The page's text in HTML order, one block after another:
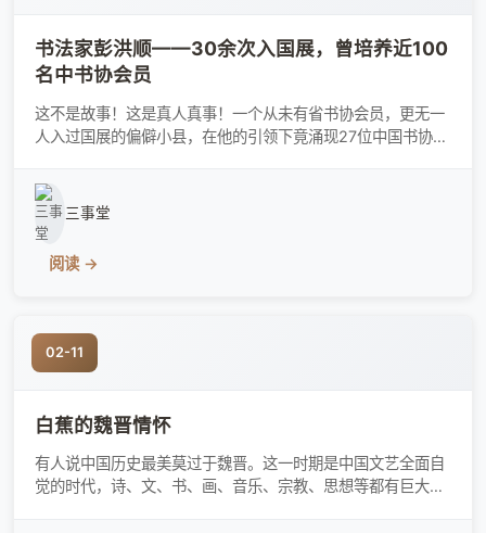
书法家彭洪顺——30余次入国展，曾培养近100
名中书协会员
这不是故事！这是真人真事！一个从未有省书协会员，更无一
人入过国展的偏僻小县，在他的引领下竟涌现27位中国书协会
法之乡”，被书坛誉之为“秀山现象”！这个人就是彭洪顺老师。
彭洪顺 中国书法家协会会员重庆市书法家协会理事2016国
家艺术基金书法创作人
三事堂
阅读 →
02-11
白蕉的魏晋情怀
有人说中国历史最美莫过于魏晋。这一时期是中国文艺全面自
觉的时代，诗、文、书、画、音乐、宗教、思想等都有巨大创